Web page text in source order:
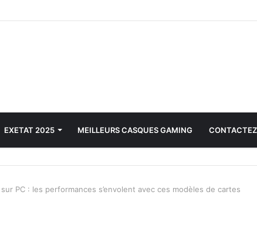
EXETAT 2025 MEILLEURS CASQUES GAMING
PC : les performances s’envolent avec ces modèles de cartes